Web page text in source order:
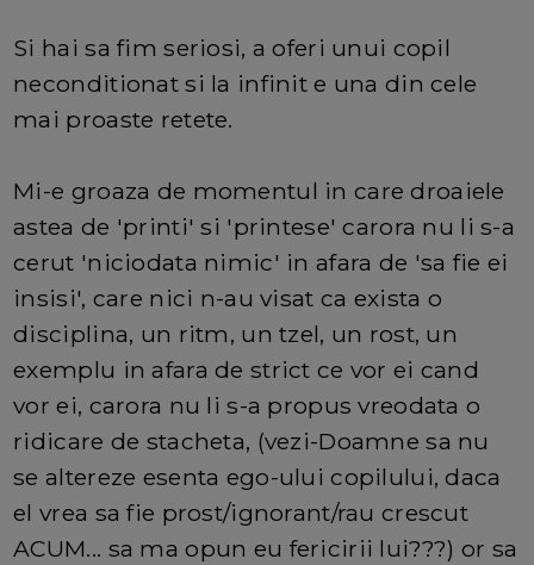
Si hai sa fim seriosi, a oferi unui copil
neconditionat si la infinit e una din cele
mai proaste retete.
Mi-e groaza de momentul in care droaiele
astea de 'printi' si 'printese' carora nu li s-a
cerut 'niciodata nimic' in afara de 'sa fie ei
insisi', care nici n-au visat ca exista o
disciplina, un ritm, un tzel, un rost, un
exemplu in afara de strict ce vor ei cand
vor ei, carora nu li s-a propus vreodata o
ridicare de stacheta, (vezi-Doamne sa nu
se altereze esenta ego-ului copilului, daca
el vrea sa fie prost/ignorant/rau crescut
ACUM... sa ma opun eu fericirii lui???) or sa